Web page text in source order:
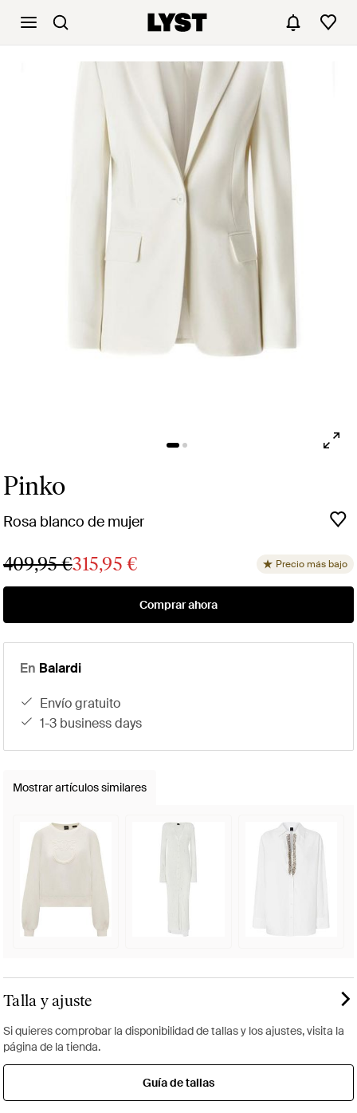
Pinko
Rosa blanco de mujer
409,95 €315,95 € Precio más bajo
Comprar ahora
En Balardi
envío gratuito
1-3 business days
Mostrar artículos similares
Talla y ajuste
Si quieres comprobar la disponibilidad de tallas y los ajustes, visita la
página de la tienda.
Guía de tallas